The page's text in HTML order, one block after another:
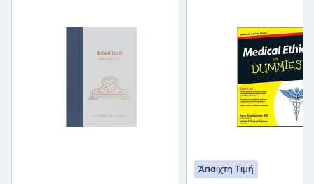
Άπαιχτη Τιμή